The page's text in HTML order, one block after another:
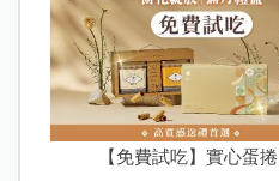
【免費試吃】實心蛋